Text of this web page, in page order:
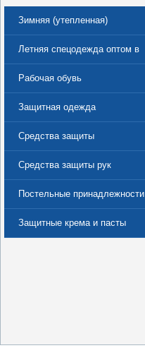
Зимняя (утепленная)
спецодежда
Летняя спецодежда оптом в
Екатеринбурге
Рабочая обувь
Защитная одежда
Средства защиты
Средства защиты рук
Постельные принадлежности
Защитные крема и пасты